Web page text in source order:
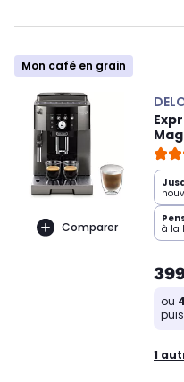
Mon café en grain
Comparer
à la
ou
1